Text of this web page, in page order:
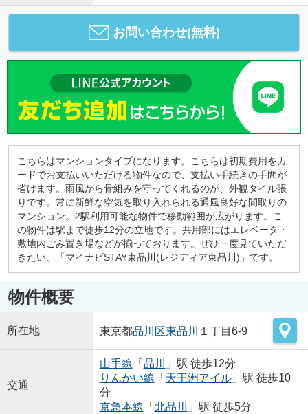
お問い合わせ(無料)
こちらはマンションタイプになります。こちらは初期費用をカ
ードでお支払いいただける物件なので、支払い手続きの手間が
省けます。雨風から骨組みを守ってくれるのが、外観タイル張
りです。常に新鮮な空気を取り入れられる通風良好な間取りの
マンション。2駅利用可能な物件で移動範囲が広がります。こ
の物件は駅まで徒歩12分の立地です。共用部にはエレベータ・
敷地内ごみ置き場などが揃っております。ぜひ一度見ていただ
きたい、「マイナビSTAY東品川(レジディア東品川)」です。
物件概要
所在地 東京都品川区東品川 １丁目6-9
交通
山手線 「 品川
」駅 徒歩12分
りんかい線 「 天王洲アイル」駅 徒歩10
分
京急本線 「 北品川 」駅 徒歩5分